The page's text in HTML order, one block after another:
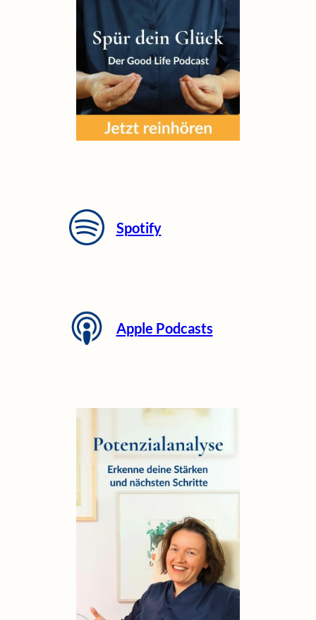
Spotify
Apple Podcasts